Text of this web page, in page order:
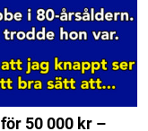
50 000 kr –